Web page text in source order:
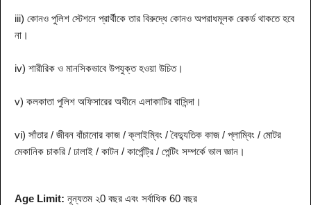
iii) কোনও পুলিশ স্টেশনে প্রার্থীকে তার বিরুদ্ধে কোনও অপরাধমূলক রেকর্ড থাকতে হবে
না।
iv) শারীরিক ও মানসিকভাবে উপযুক্ত হওয়া উচিত।
v) কলকাতা পুলিশ অফিসারের অধীনে এলাকাটির বাসিন্দা।
vi) সাঁতার / জীবন বাঁচানোর কাজ / ক্লাইম্বিং / বৈদ্যুতিক কাজ / প্লাম্বিং / মোটর
মেকানিক চাকরি / ঢালাই / কাটন / কার্পেন্ট্রি / পেন্টিং সম্পর্কে ভাল জ্ঞান।
Age Limit: নূন্যতম ২0 বছর এবং সর্বাধিক 60 বছর